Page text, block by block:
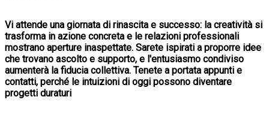
Vi attende una giornata di rinascita e successo: la creatività si
trasforma in azione concreta e le relazioni professionali
mostrano aperture inaspettate. Sarete ispirati a proporre idee
che trovano ascolto e supporto, e l'entusiasmo condiviso
aumenterà la fiducia collettiva. Tenete a portata appunti e
contatti, perché le intuizioni di oggi possono diventare
progetti duraturi